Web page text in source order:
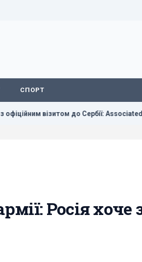
СПОРТ
до Сербії: Associated Press назвав
Росія хоче